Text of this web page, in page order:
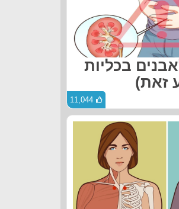
בכליות
זאת)
11,044